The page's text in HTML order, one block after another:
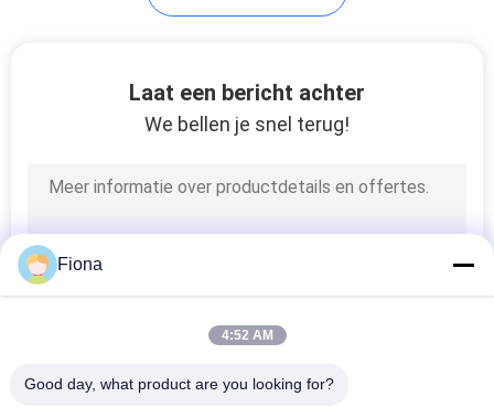
Laat een bericht achter
We bellen je snel terug!
Fiona
4:52 AM
Good day, what product are you looking for?